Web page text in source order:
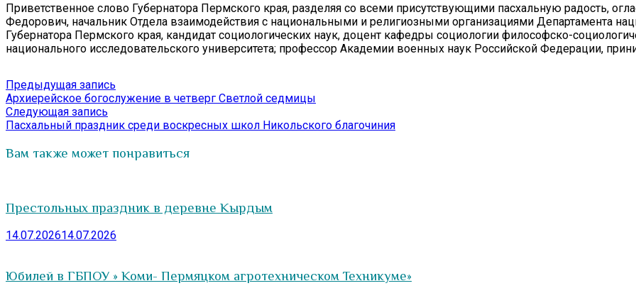
Приветственное слово Губернатора Пермского края, разделяя со всеми присутствующими пасхальную радость,
Федорович, начальник Отдела взаимодействия с национальными и религиозными организациями Департамента
Губернатора Пермского края, кандидат социологических наук, доцент кафедры социологии философско-
национального исследовательского университета; профессор Академии военных наук Российской Федерации,
Навигация
по
записям
Предыдущая запись
запись:
Архиерейское богослужение в четверг Светлой седмицы
Следующая запись
запись:
Пасхальный праздник среди воскресных школ Никольского благочиния
Вам также может понравиться
Престольных праздник в деревне Кырдым
14.07.202614.07.2026
Юбилей в ГБПОУ » Коми- Пермяцком агротехническом Техникуме»